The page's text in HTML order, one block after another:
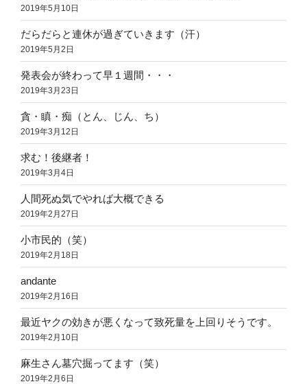
2019年5月10日
だらだらと連休が過ぎていきます（汗）
2019年5月2日
発表会が終わって早１週間・・・
2019年3月23日
貪・瞋・痴（とん、じん、ち）
2019年3月12日
求む！後継者！
2019年3月4日
人間死ぬ気でやれば大概できる
2019年2月27日
小市民的（笑）
2019年2月18日
andante
2019年2月16日
最近ヤクの効きが悪くなって致死量を上回りそうです。
2019年2月10日
麻生さん墓穴掘ってます（笑）
2019年2月6日